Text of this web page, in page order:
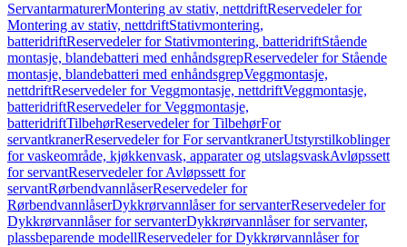
ServantarmaturerMontering av stativ, nettdriftReservedeler for
Montering av stativ, nettdriftStativmontering,
batteridriftReservedeler for Stativmontering, batteridriftStående
montasje, blandebatteri med enhåndsgrepReservedeler for Stående
montasje, blandebatteri med enhåndsgrepVeggmontasje,
nettdriftReservedeler for Veggmontasje, nettdriftVeggmontasje,
batteridriftReservedeler for Veggmontasje,
batteridriftTilbehørReservedeler for TilbehørFor
servantkranerReservedeler for For servantkranerUtstyrstilkoblinger
for vaskeområde, kjøkkenvask, apparater og utslagsvaskAvløpssett
for servantReservedeler for Avløpssett for
servantRørbendvannlåserReservedeler for
RørbendvannlåserDykkrørvannlåser for servanterReservedeler for
Dykkrørvannlåser for servanterDykkrørvannlåser for servanter,
plassbeparende modellReservedeler for Dykkrørvannlåser for